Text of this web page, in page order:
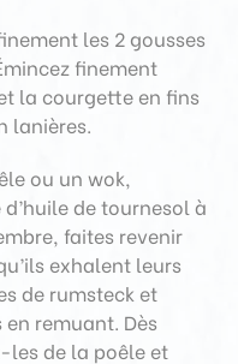
les 2 gousses
finement
la courgette en fins
lanières.
ou un wok,
de tournesol à
faites revenir
exhalent leurs
de rumsteck et
remuant. Dès
les de la poêle et